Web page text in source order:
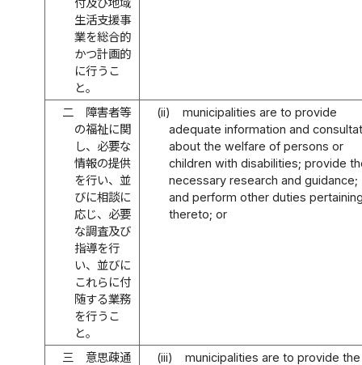
付及び地域
生活支援事
業を総合的
かつ計画的
に行うこ
と。
二
障害者等
の福祉に関
し、必要な
情報の提供
を行い、並
びに相談に
応じ、必要
な調査及び
指導を行
い、並びに
これらに付
随する業務
を行うこ
と。
(ii)
municipalities are to provide
adequate information and
about the welfare of persons or
children with disabilities; provide
necessary research and guidance;
and perform other duties
thereto; or
三
意思疎通
(iii)
municipalities are to provide the